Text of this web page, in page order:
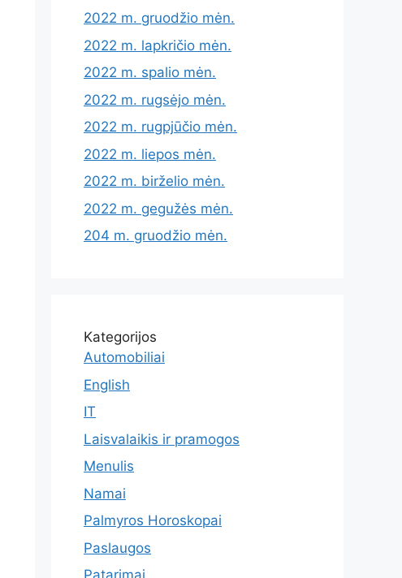
2022 m. gruodžio mėn.
2022 m. lapkričio mėn.
2022 m. spalio mėn.
2022 m. rugsėjo mėn.
2022 m. rugpjūčio mėn.
2022 m. liepos mėn.
2022 m. birželio mėn.
2022 m. gegužės mėn.
204 m. gruodžio mėn.
Kategorijos
Automobiliai
English
IT
Laisvalaikis ir pramogos
Menulis
Namai
Palmyros Horoskopai
Paslaugos